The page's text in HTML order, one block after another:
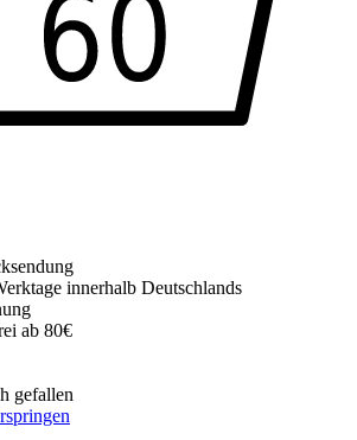
innerhalb Deutschlands
ab 80€
gefallen